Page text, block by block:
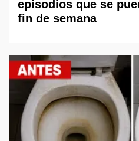
episodios que se
fin de semana